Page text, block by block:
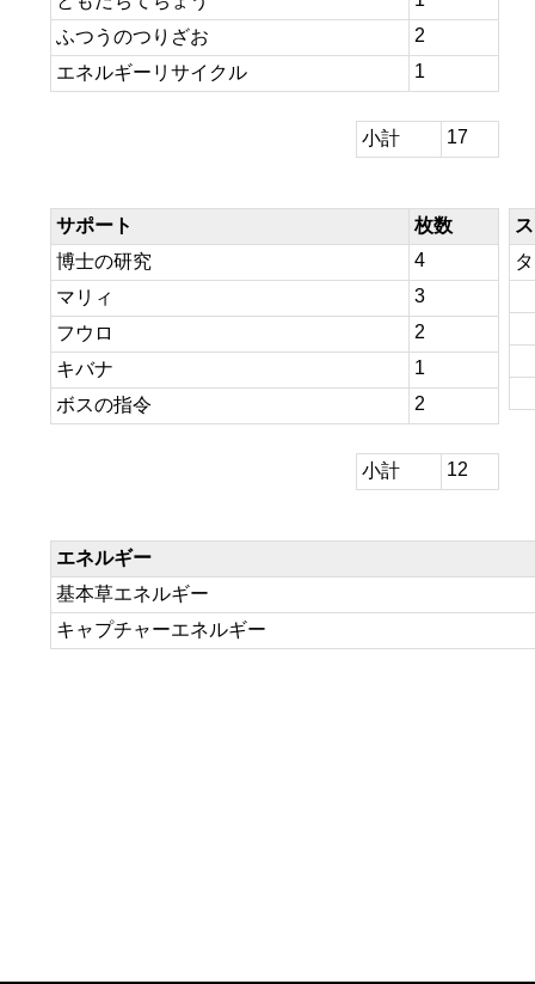
ふつうのつりざお
2
エネルギーリサイクル
1
小計 17
サポート
枚数
博士の研究
4
マリィ
3
フウロ
2
キバナ
1
ボスの指令
2
小計 12
エネルギー
基本草エネルギー
キャプチャーエネルギー